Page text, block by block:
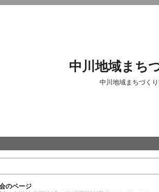
中川地域まち
中川地域まちづく
のページ